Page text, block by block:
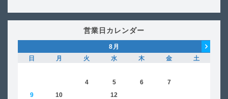
営業日カレンダー
8 月
日
月 火 水 木 金
土
4 5 6 7
9
10 12